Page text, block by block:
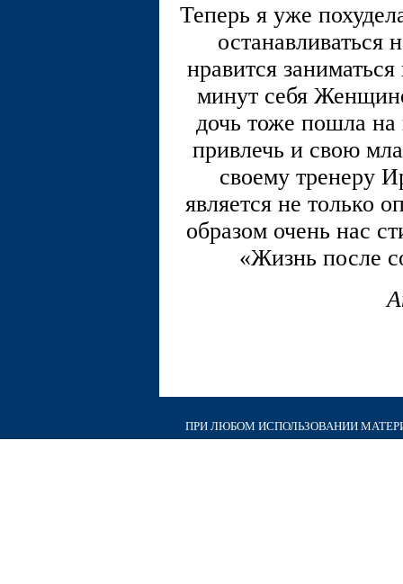
Теперь я уже
останавливаться
нравится
минут себя
дочь тоже пошла
привлечь и свою
своему тренеру
является не только
образом очень нас
«Жизнь после
ПРИ ЛЮБОМ ИСПОЛЬЗОВАНИИ